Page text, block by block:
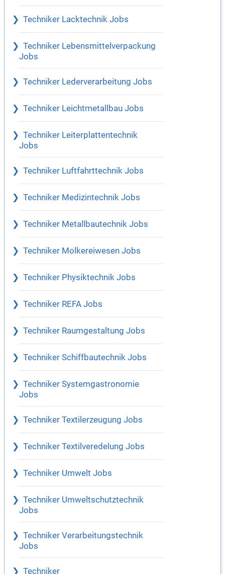
Techniker Lacktechnik Jobs
Techniker Lebensmittelverpackung
Jobs
Techniker Lederverarbeitung Jobs
Techniker Leichtmetallbau Jobs
Techniker Leiterplattentechnik
Jobs
Techniker Luftfahrttechnik Jobs
Techniker Medizintechnik Jobs
Techniker Metallbautechnik Jobs
Techniker Molkereiwesen Jobs
Techniker Physiktechnik Jobs
Techniker REFA Jobs
Techniker Raumgestaltung Jobs
Techniker Schiffbautechnik Jobs
Techniker Systemgastronomie
Jobs
Techniker Textilerzeugung Jobs
Techniker Textilveredelung Jobs
Techniker Umwelt Jobs
Techniker Umweltschutztechnik
Jobs
Techniker Verarbeitungstechnik
Jobs
Techniker